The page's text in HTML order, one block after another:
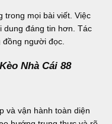
trong mọi bài viết. Việc
dung đáng tin hơn. Tác
người đọc.
Nhà Cái 88
và vận hành toàn diện